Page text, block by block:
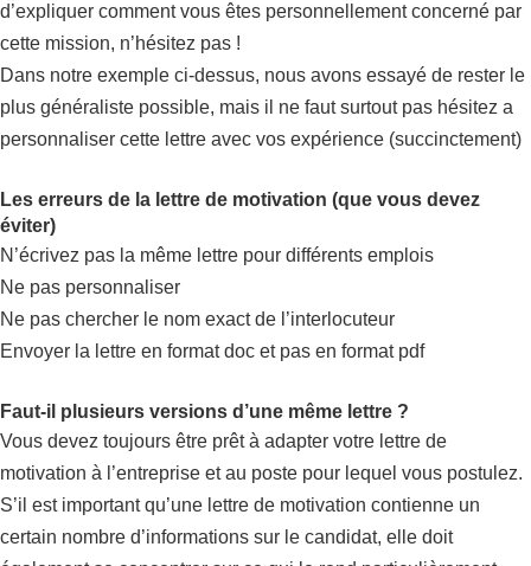
d’expliquer comment vous êtes personnellement concerné par
cette mission, n’hésitez pas !
Dans notre exemple ci-dessus, nous avons essayé de rester le
plus généraliste possible, mais il ne faut surtout pas hésitez a
personnaliser cette lettre avec vos expérience (succinctement)
Les erreurs de la lettre de motivation (que vous devez
éviter)
N’écrivez pas la même lettre pour différents emplois
Ne pas personnaliser
Ne pas chercher le nom exact de l’interlocuteur
Envoyer la lettre en format doc et pas en format pdf
Faut-il plusieurs versions d’une même lettre ?
Vous devez toujours être prêt à adapter votre lettre de
motivation à l’entreprise et au poste pour lequel vous postulez.
S’il est important qu’une lettre de motivation contienne un
certain nombre d’informations sur le candidat, elle doit